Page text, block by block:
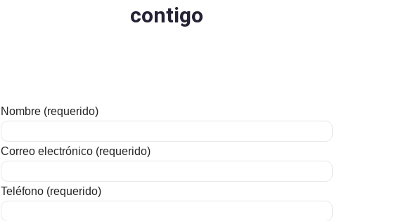
contigo
Nombre (requerido)
Correo electrónico (requerido)
Teléfono (requerido)